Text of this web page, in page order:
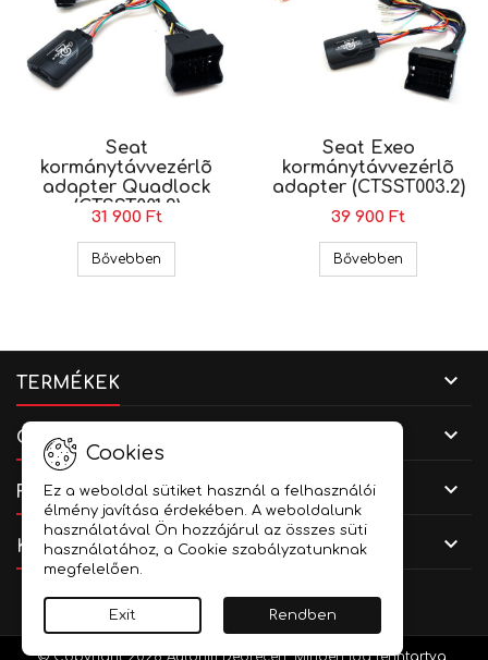
Seat
kormánytávvezérlõ
adapter Quadlock
(CTSST001.2)
31 900 Ft
Bővebben Seat kormánytávvezérlõ adapter Quadlock
Seat Exeo
kormánytávvezérlõ
adapter (CTSST003.2)
39 900 Ft
Bővebben
TERMÉKEK 
CÉGADATOK 
FIÓKOD 
KAPCSOLAT 
Cookies
Ez a weboldal sütiket használ a felhasználói
élmény javítása érdekében. A weboldalunk
használatával Ön hozzájárul az összes süti
használatához, a Cookie szabályzatunknak
megfelelően.
Exit Rendben
Facebook
YouTubeInstagram